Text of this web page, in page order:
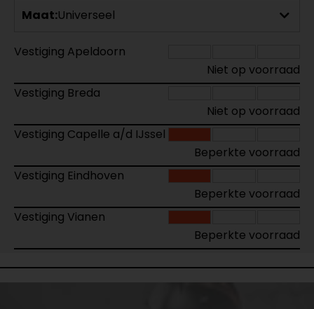
Maat:Universeel
Vestiging Apeldoorn
Niet op voorraad
Vestiging Breda
Niet op voorraad
Vestiging Capelle a/d IJssel
Beperkte voorraad
Vestiging Eindhoven
Beperkte voorraad
Vestiging Vianen
Beperkte voorraad